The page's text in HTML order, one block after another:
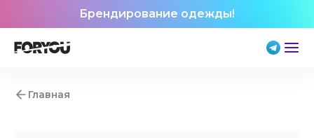
Брендирование одежды!
Главная